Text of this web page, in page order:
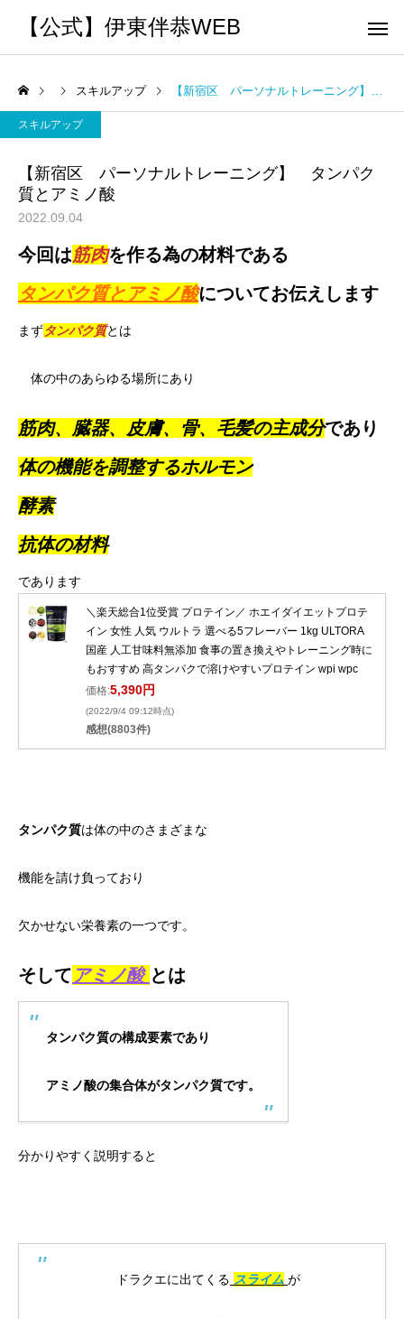
【公式】伊東伴恭WEB
ング
痩せますか？｜元日本王者
が消費カロリーと週の回数
び方｜失敗しない7つの
スキルアップ 【新宿区 パーソナルトレーニング】 タンパク質とアミノ酸
スキルアップ
【新宿区 パーソナルトレーニング】 タンパク
質とアミノ酸
2022.09.04
今回は筋肉を作る為の材料である
タンパク質とアミノ酸についてお伝えします
まずタンパク質とは
体の中のあらゆる場所にあり
筋肉、臓器、皮膚、骨、毛髪の主成分であり
体の機能を調整するホルモン
酵素
抗体の材料
であります
＼楽天総合1位受賞 プロテイン／ ホエイダイエットプロテ
イン 女性 人気 ウルトラ 選べる5フレーバー 1kg ULTORA
国産 人工甘味料無添加 食事の置き換えやトレーニング時に
もおすすめ 高タンパクで溶けやすいプロテイン wpi wpc
価格:5,390円
(2022/9/4 09:12時点)
感想(8803件)
タンパク質は体の中のさまざまな
機能を請け負っており
欠かせない栄養素の一つです。
そして アミノ酸 とは
タンパク質の構成要素であり
アミノ酸の集合体がタンパク質です。
分かりやすく説明すると
ドラクエに出てくる スライム が